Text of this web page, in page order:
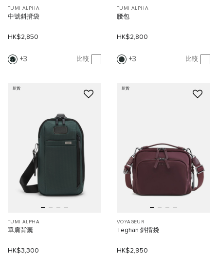
TUMI ALPHA
中號斜揹袋
HK$2,850
3 比較
TUMI ALPHA
腰包
HK$2,800
3 比較
新貨
TUMI ALPHA
單肩背囊
HK$3,300
新貨
VOYAGEUR
Teghan 斜揹袋
HK$2,950